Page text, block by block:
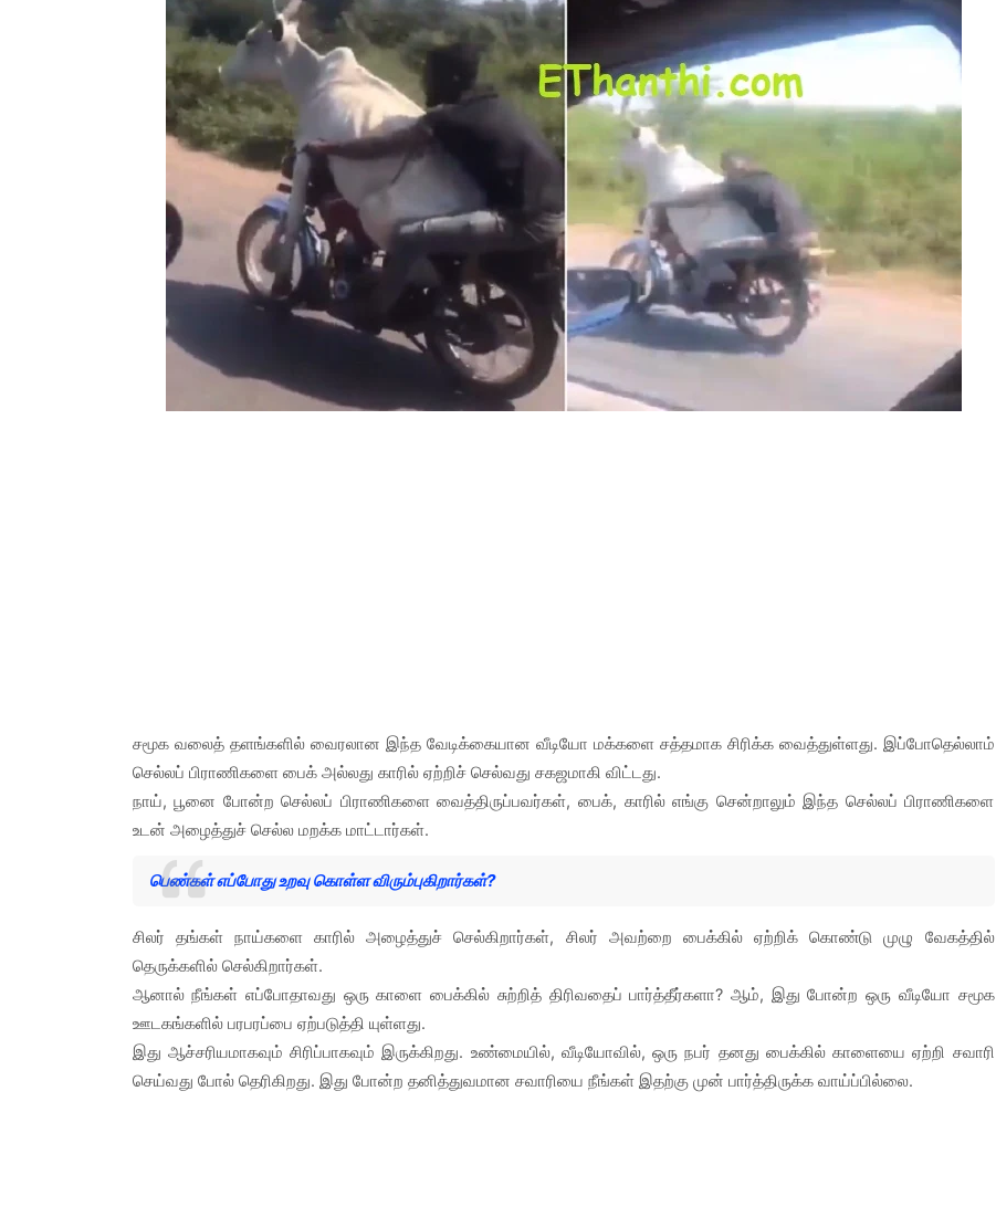
சமூக வலைத் தளங்களில் வைரலான இந்த வேடிக்கையான வீடியோ மக்களை சத்தமாக சிரிக்க வைத்துள்ளது. இப்போதெல்லாம்
செல்லப் பிராணிகளை பைக் அல்லது காரில் ஏற்றிச் செல்வது சகஜமாகி விட்டது.
நாய், பூனை போன்ற செல்லப் பிராணிகளை வைத்திருப்பவர்கள், பைக், காரில் எங்கு சென்றாலும் இந்த செல்லப் பிராணிகளை
உடன் அழைத்துச் செல்ல மறக்க மாட்டார்கள்.
பெண்கள் எப்போது உறவு கொள்ள விரும்புகிறார்கள்?
சிலர் தங்கள் நாய்களை காரில் அழைத்துச் செல்கிறார்கள், சிலர் அவற்றை பைக்கில் ஏற்றிக் கொண்டு முழு வேகத்தில்
தெருக்களில் செல்கிறார்கள்.
ஆனால் நீங்கள் எப்போதாவது ஒரு காளை பைக்கில் சுற்றித் திரிவதைப் பார்த்தீர்களா? ஆம், இது போன்ற ஒரு வீடியோ சமூக
ஊடகங்களில் பரபரப்பை ஏற்படுத்தி யுள்ளது.
இது ஆச்சரியமாகவும் சிரிப்பாகவும் இருக்கிறது. உண்மையில், வீடியோவில், ஒரு நபர் தனது பைக்கில் காளையை ஏற்றி சவாரி
செய்வது போல் தெரிகிறது. இது போன்ற தனித்துவமான சவாரியை நீங்கள் இதற்கு முன் பார்த்திருக்க வாய்ப்பில்லை.